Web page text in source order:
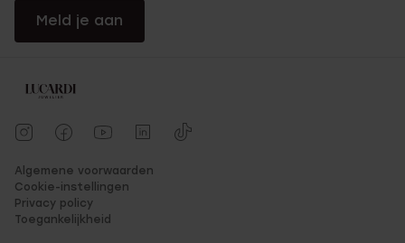
Meld je aan
Algemene voorwaarden
Cookie-instellingen
Privacy policy
Toegankelijkheid